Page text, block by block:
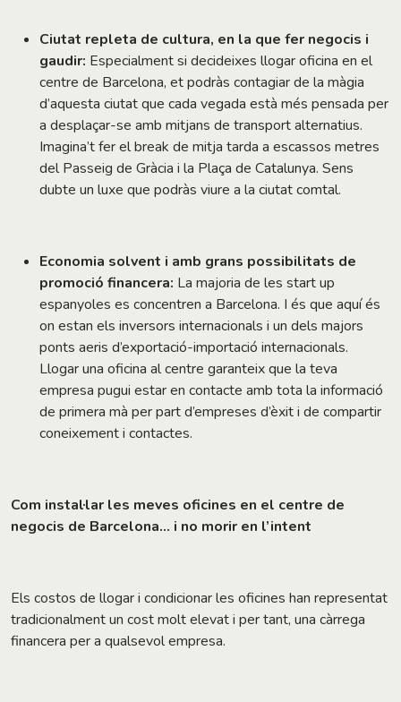
Ciutat repleta de cultura, en la que fer negocis i
gaudir: Especialment si decideixes llogar oficina en el
centre de Barcelona, et podràs contagiar de la màgia
d’aquesta ciutat que cada vegada està més pensada per
a desplaçar-se amb mitjans de transport alternatius.
Imagina’t fer el break de mitja tarda a escassos metres
del Passeig de Gràcia i la Plaça de Catalunya. Sens
dubte un luxe que podràs viure a la ciutat comtal.
Economia solvent i amb grans possibilitats de
promoció financera: La majoria de les start up
espanyoles es concentren a Barcelona. I és que aquí és
on estan els inversors internacionals i un dels majors
ponts aeris d’exportació-importació internacionals.
Llogar una oficina al centre garanteix que la teva
empresa pugui estar en contacte amb tota la informació
de primera mà per part d’empreses d’èxit i de compartir
coneixement i contactes.
Com instal·lar les meves oficines en el centre de
negocis de Barcelona… i no morir en l’intent
Els costos de llogar i condicionar les oficines han representat
tradicionalment un cost molt elevat i per tant, una càrrega
financera per a qualsevol empresa.